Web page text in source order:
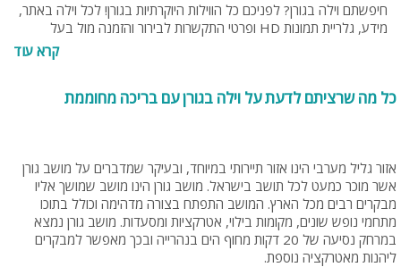
חיפשתם וילה בגורן? לפניכם כל הווילות היוקרתיות בגורן! לכל וילה באתר,
מידע, גלריית תמונות HD ופרטי התקשרות לבירור והזמנה מול בעל
הווילה. בנוסף תוכלו להתייעץ עם נציגי האתר בחינם, בטלפון 077-
קרא עוד
כל מה שרציתם לדעת על וילה בגורן עם בריכה מחוממת
אזור גליל מערבי הינו אזור תיירותי במיוחד, ובעיקר שמדברים על מושב גורן
אשר מוכר כמעט לכל תושב בישראל. מושב גורן הינו מושב שמושך אליו
מבקרים רבים מכל הארץ. המושב התפתח בצורה מדהימה וכולל בתוכו
מתחמי נופש שונים, מקומות בילוי, אטרקציות ומסעדות. מושב גורן נמצא
במרחק נסיעה של 20 דקות מחוף הים בנהרייה ובכך מאפשר למבקרים
ליהנות מאטרקציה נוספת.